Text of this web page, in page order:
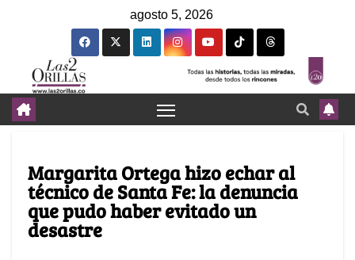
agosto 5, 2026
Margarita Ortega hizo echar al
técnico de Santa Fe: la denuncia
que pudo haber evitado un
desastre